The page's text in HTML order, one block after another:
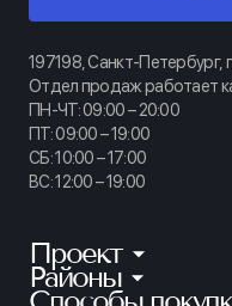
197198, Санкт-
Отдел продаж работает
ПН-ЧТ: 09:00 – 20:00
ПТ: 09:00 – 19:00
СБ: 10:00 – 17:00
ВС: 12:00 – 19:00
Проект
КИНОПАРК
Районы
Калининский